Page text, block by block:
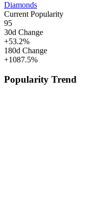
Diamonds
Current Popularity
95
30d Change
+53.2%
180d Change
+1087.5%
Popularity Trend